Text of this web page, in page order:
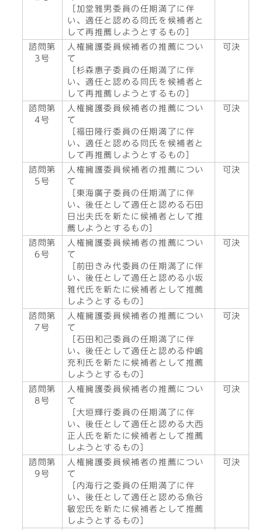
［加堂雅男委員の任期満了に伴
い、適任と認める同氏を候補者と
して再推薦しようとするもの］
諮問第
3号
人権擁護委員候補者の推薦につい
て
［杉森惠子委員の任期満了に伴
い、適任と認める同氏を候補者と
して再推薦しようとするもの］
可決
諮問第
4号
人権擁護委員候補者の推薦につい
て
［福田隆行委員の任期満了に伴
い、適任と認める同氏を候補者と
して再推薦しようとするもの］
可決
諮問第
5号
人権擁護委員候補者の推薦につい
て
［東海廣子委員の任期満了に伴
い、後任として適任と認める石田
日出夫氏を新たに候補者として推
薦しようとするもの］
可決
諮問第
6号
人権擁護委員候補者の推薦につい
て
［前田きみ代委員の任期満了に伴
い、後任として適任と認める小坂
雅代氏を新たに候補者として推薦
しようとするもの］
可決
諮問第
7号
人権擁護委員候補者の推薦につい
て
［石田和己委員の任期満了に伴
い、後任として適任と認める仲嶋
充利氏を新たに候補者として推薦
しようとするもの］
可決
諮問第
8号
人権擁護委員候補者の推薦につい
て
［大垣輝行委員の任期満了に伴
い、後任として適任と認める大西
正人氏を新たに候補者として推薦
しようとするもの］
可決
諮問第
9号
人権擁護委員候補者の推薦につい
て
［内海行之委員の任期満了に伴
い、後任として適任と認める魚谷
敏宏氏を新たに候補者として推薦
しようとするもの］
可決